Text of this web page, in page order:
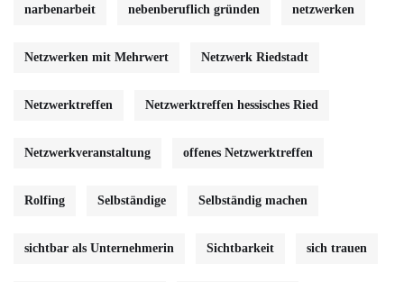
narbenarbeit nebenberuflich gründen netzwerken
Netzwerken mit Mehrwert Netzwerk Riedstadt
Netzwerktreffen Netzwerktreffen hessisches Ried
Netzwerkveranstaltung offenes Netzwerktreffen
Rolfing Selbständige Selbständig machen
sichtbar als Unternehmerin Sichtbarkeit sich trauen